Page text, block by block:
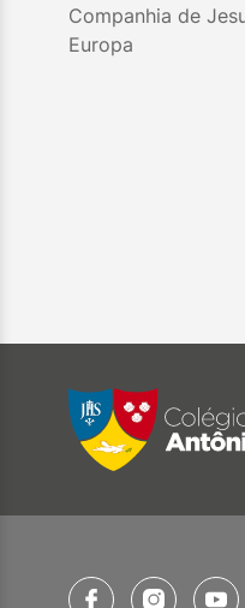
Companhia de
Europa